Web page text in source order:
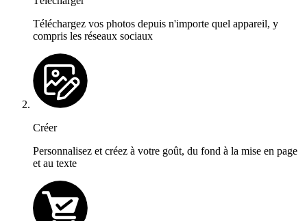
Téléchargez vos photos depuis n'importe quel appareil, y
compris les réseaux sociaux
Créer
Personnalisez et créez à votre goût, du fond à la mise en page
et au texte